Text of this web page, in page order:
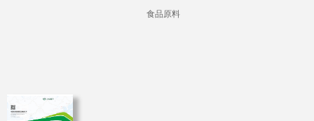
食品原料